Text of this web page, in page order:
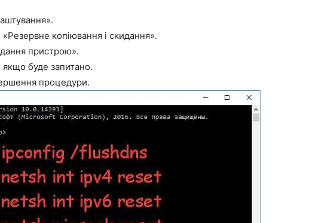
копіювання і скидання».
пристрою».
буде запитано.
процедури.